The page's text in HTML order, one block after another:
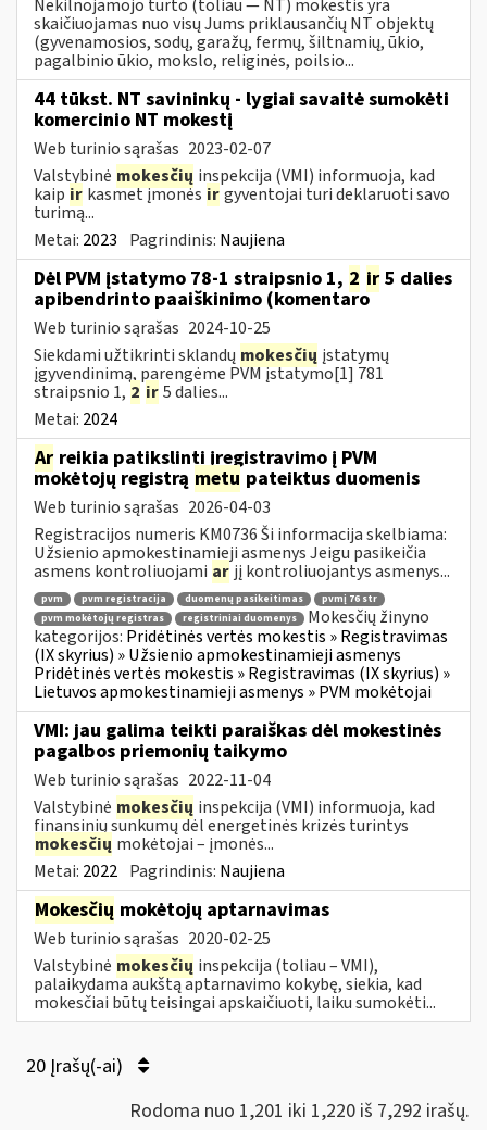
Nekilnojamojo turto (toliau ― NT) mokestis yra
skaičiuojamas nuo visų Jums priklausančių NT objektų
(gyvenamosios, sodų, garažų, fermų, šiltnamių, ūkio,
pagalbinio ūkio, mokslo, religinės, poilsio...
44 tūkst. NT savininkų - lygiai savaitė sumokėti
komercinio NT mokestį
Web turinio sąrašas 2023-02-07
Valstybinė mokesčių inspekcija (VMI) informuoja, kad
kaip ir kasmet įmonės irgyventojai turi deklaruoti savo
turimą...
Metai: 2023 Pagrindinis: Naujiena
Dėl PVM įstatymo 78-1 straipsnio 1, 2 ir 5 dalies
apibendrinto paaiškinimo (komentaro
Web turinio sąrašas 2024-10-25
Siekdami užtikrinti sklandų mokesčių įstatymų
įgyvendinimą, parengėme PVM įstatymo[1] 781
straipsnio 1, 2 ir5 dalies...
Metai: 2024
Ar reikia patikslinti įregistravimo į PVM
mokėtojų registrą metu pateiktus duomenis
Web turinio sąrašas 2026-04-03
Registracijos numeris KM0736 Ši informacija skelbiama:
Užsienio apmokestinamieji asmenys Jeigu pasikeičia
asmens kontroliuojami ar jį kontroliuojantys asmenys...
pvm pvm registracija duomenų pasikeitimas
pvmį 76 str
pvm mokėtojų registras
registriniai duomenys
Mokesčių žinyno
kategorijos: Pridėtinės vertės mokestis » Registravimas
(IX skyrius) » Užsienio apmokestinamieji asmenys
Pridėtinės vertės mokestis » Registravimas (IX skyrius) »
Lietuvos apmokestinamieji asmenys » PVM mokėtojai
VMI: jau galima teikti paraiškas dėl mokestinės
pagalbos priemonių taikymo
Web turinio sąrašas 2022-11-04
Valstybinė mokesčių inspekcija (VMI) informuoja, kad
finansinių sunkumų dėl energetinės krizės turintys
mokesčių mokėtojai – įmonės...
Metai: 2022 Pagrindinis: Naujiena
Mokesčių mokėtojų aptarnavimas
Web turinio sąrašas 2020-02-25
Valstybinė mokesčių inspekcija (toliau – VMI),
palaikydama aukštą aptarnavimo kokybę, siekia, kad
mokesčiai būtų teisingai apskaičiuoti, laiku sumokėti...
20 Įrašų(-ai)
Rodoma nuo 1,201 iki 1,220 iš 7,292 irašų.